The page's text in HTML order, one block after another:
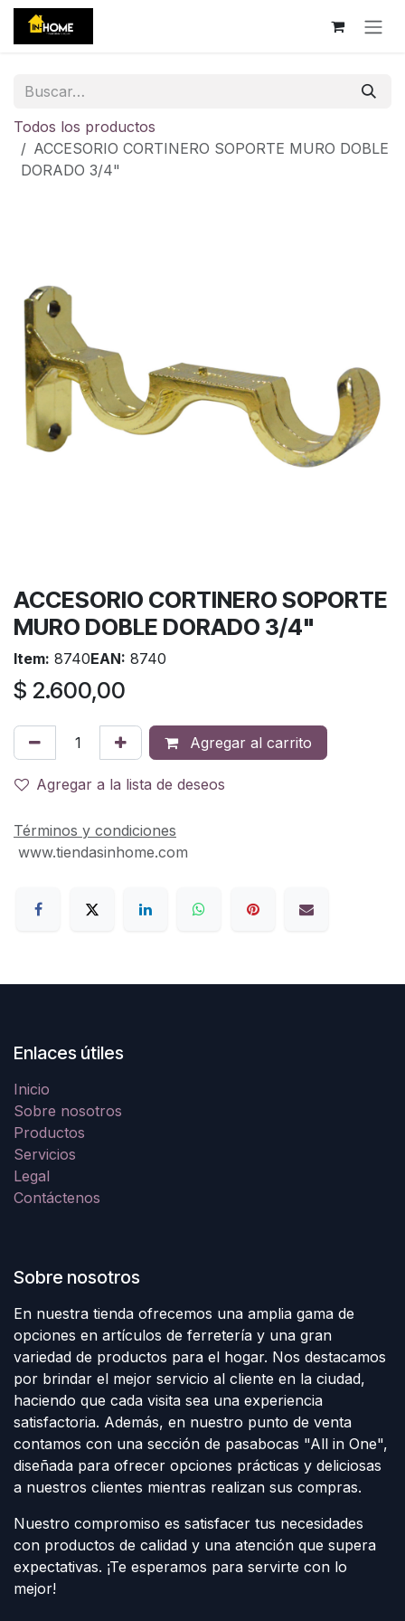
Ir al contenido
Todos los productos
ACCESORIO CORTINERO SOPORTE MURO DOBLE
DORADO 3/4"
ACCESORIO CORTINERO SOPORTE
MURO DOBLE DORADO 3/4"
Item: 8740EAN: 8740
$ 2.600,00
Agregar al carrito
Agregar a la lista de deseos
Términos y condiciones
www.tiendasinhome.com
Enlaces útiles
Inicio
Sobre nosotros
Productos
Servicios
Legal
Contáctenos
Sobre nosotros
En nuestra tienda ofrecemos una amplia gama de
opciones en artículos de ferretería y una gran
variedad de productos para el hogar. Nos destacamos
por brindar el mejor servicio al cliente en la ciudad,
haciendo que cada visita sea una experiencia
satisfactoria. Además, en nuestro punto de venta
contamos con una sección de pasabocas "All in One",
diseñada para ofrecer opciones prácticas y deliciosas
a nuestros clientes mientras realizan sus compras.
Nuestro compromiso es satisfacer tus necesidades
con productos de calidad y una atención que supera
expectativas. ¡Te esperamos para servirte con lo
mejor!